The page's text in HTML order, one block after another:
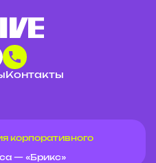
Контакты
корпоративного
— «Брикс»